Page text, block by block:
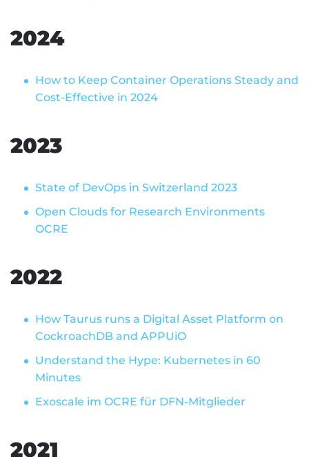
2024
How to Keep Container Operations Steady and
Cost-Effective in 2024
2023
State of DevOps in Switzerland 2023
Open Clouds for Research Environments
OCRE
2022
How Taurus runs a Digital Asset Platform on
CockroachDB and APPUiO
Understand the Hype: Kubernetes in 60
Minutes
Exoscale im OCRE für DFN-Mitglieder
2021